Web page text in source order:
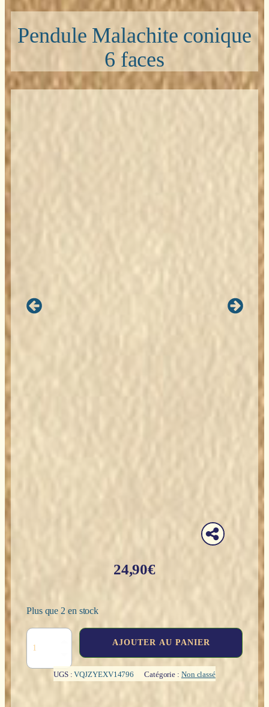
Pendule Malachite conique
6 faces
24,90€
Plus que 2 en stock
AJOUTER AU PANIER
UGS :VQJZYEXV14796 Catégorie : Non classé